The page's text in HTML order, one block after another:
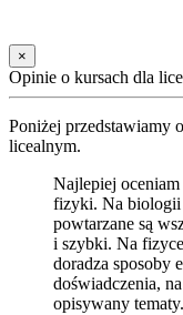
×
Opinie o kursach dla
Poniżej przedstawiamy
licealnym.
Najlepiej
fizyki. Na biologii
powtarzane są
i szybki. Na
doradza sposoby
doświadczenia,
opisywany tematy.